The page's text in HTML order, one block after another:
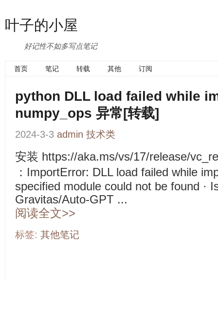
叶子的小屋
好记性不如多写点笔记
首页 笔记 转载 其他 订阅
python DLL load failed while
numpy_ops 异常[转载]
2024-3-3 admin 技术类
安装 https://aka.ms/vs/17/release/
：ImportError: DLL load failed while
specified module could not be found ·
Gravitas/Auto-GPT ...
阅读全文>>
标签: 其他笔记